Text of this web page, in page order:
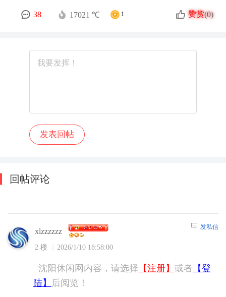
38 17021 ℃ 1 赞赏(0)
回帖评论
xlzzzzzz
2 楼 2026/1/10 18:58:00
发私信
沈阳休闲网内容，请选择 【注册】 或者 【登
陆】
后阅览！